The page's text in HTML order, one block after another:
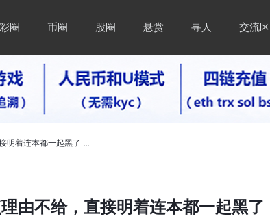
彩圈 币圈 股圈 悬赏 寻人 交流区
明着连本都一起黑了 ...
由不给，直接明着连本都一起黑了